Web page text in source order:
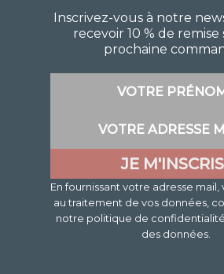
Inscrivez-vous à notre
recevoir 10 % de
prochaine
En fournissant votre adresse
au traitement de vos données,
notre politique de
des données.